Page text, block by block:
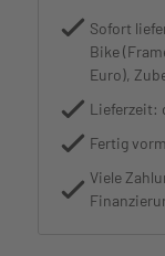
Sofort
Bike
Euro),
Lieferzeit:
Fertig
Viele